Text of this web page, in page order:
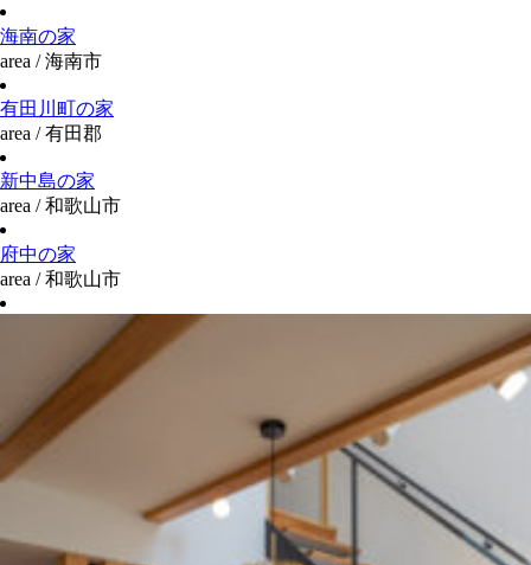
海南の家
area / 海南市
有田川町の家
area / 有田郡
新中島の家
area / 和歌山市
府中の家
area / 和歌山市